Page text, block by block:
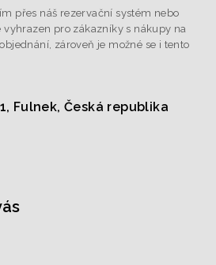
přes náš rezervační systém nebo
vyhrazen pro zákazníky s nákupy na
zároveň je možné se i tento
Fulnek, Česká republika